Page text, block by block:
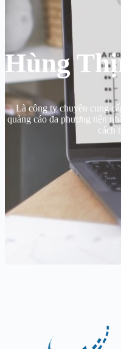
Hùng
Là công ty chuyên cung
quảng cáo đa phương tiện
cách